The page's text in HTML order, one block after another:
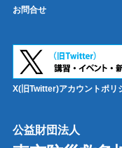
お問合せ
X(旧Twitter)アカウントポリ
公益財団法人